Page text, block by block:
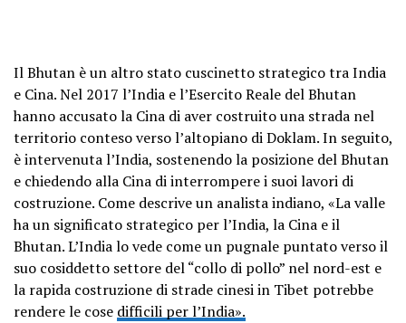
Il Bhutan è un altro stato cuscinetto strategico tra India
e Cina. Nel 2017 l’India e l’Esercito Reale del Bhutan
hanno accusato la Cina di aver costruito una strada nel
territorio conteso verso l’altopiano di Doklam. In seguito,
è intervenuta l’India, sostenendo la posizione del Bhutan
e chiedendo alla Cina di interrompere i suoi lavori di
costruzione. Come descrive un analista indiano, «La valle
ha un significato strategico per l’India, la Cina e il
Bhutan. L’India lo vede come un pugnale puntato verso il
suo cosiddetto settore del “collo di pollo” nel nord-est e
la rapida costruzione di strade cinesi in Tibet potrebbe
rendere le cose difficili per l’India».